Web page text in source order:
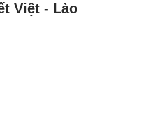
Việt - Lào